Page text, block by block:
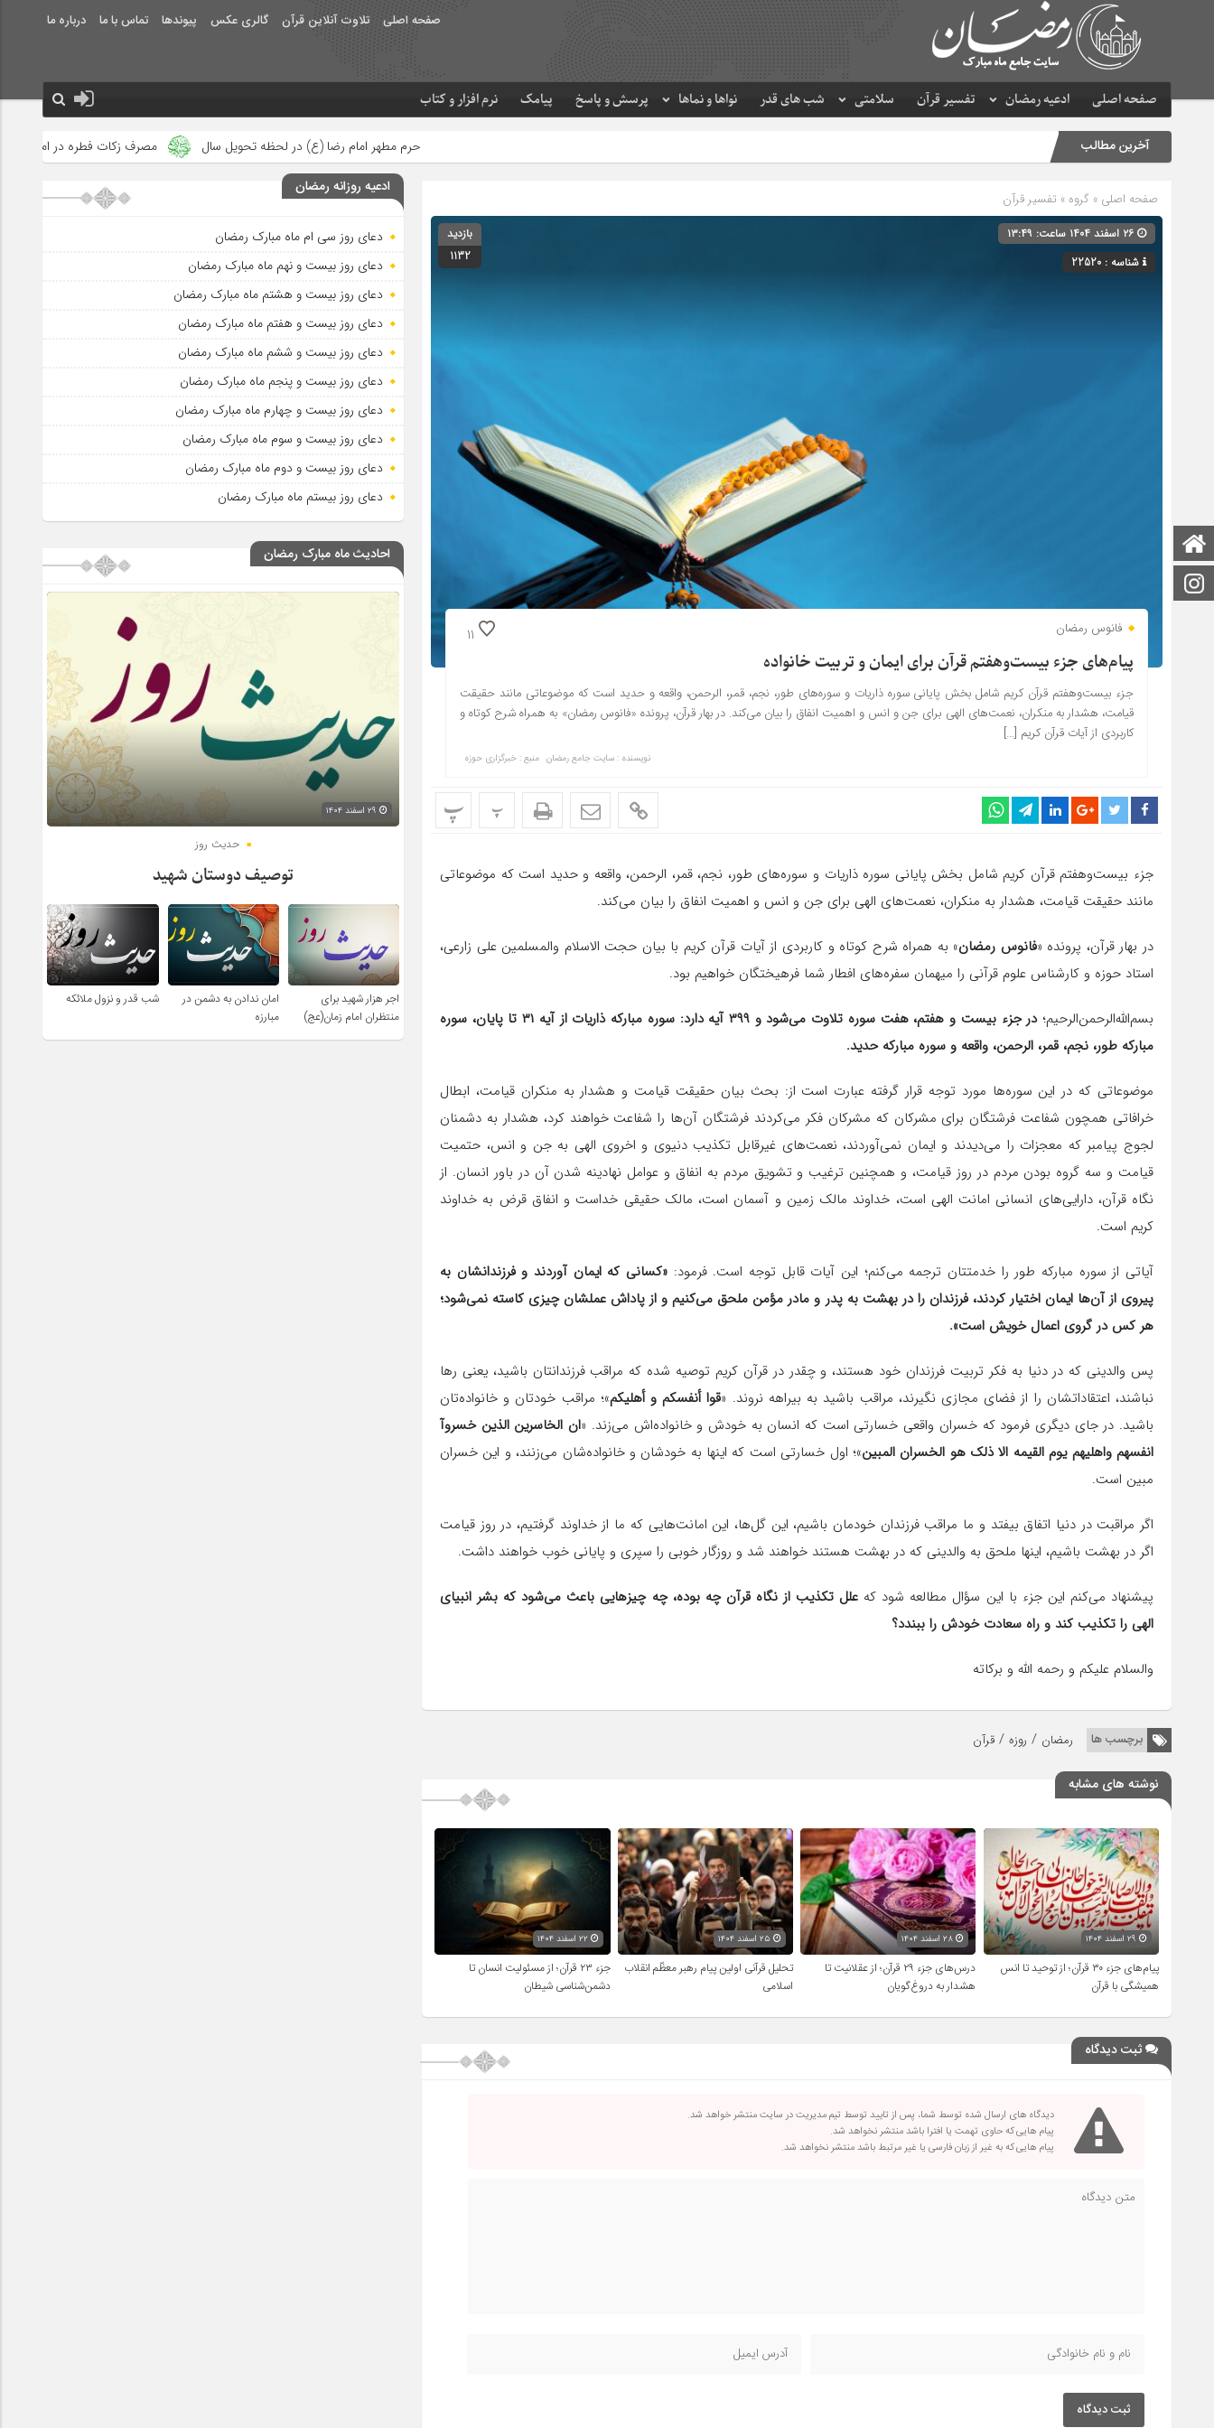
صفحه اصلی تلاوت آنلاین قرآن گالری عکس پیوندها تماس با ما درباره ما
صفحه اصلی ادعیه رمضان تفسیر قرآن سلامتی شب های قدر نواها و نماها پرسش و پاسخ پیامک نرم افزار و کتاب
آخرین مطالب حرم مطهر امام رضا (ع) در لحظه تحویل سال مصرف زکات فطره در امور فرهنگی جلوه‌های
صفحه اصلی » گروه » تفسیر قرآن
شناسه : 22520
بازدید
1132
11 فانوس رمضان
پیام‌های جزء بیست‌وهفتم قرآن برای ایمان و تربیت خانواده
جزء بیست‌وهفتم قرآن کریم شامل بخش پایانی سوره ذاریات و سوره‌های طور، نجم، قمر، الرحمن، واقعه و حدید است که موضوعاتی مانند حقیقت
قیامت، هشدار به منکران، نعمت‌های الهی برای جن و انس و اهمیت انفاق را بیان می‌کند. در بهار قرآن، پرونده «فانوس رمضان» به همراه شرح کوتاه و
کاربردی از آیات قرآن کریم […]
نویسنده : سایت جامع رمضان منبع : خبرگزاری حوزه
پ پ
جزء بیست‌وهفتم قرآن کریم شامل بخش پایانی سوره ذاریات و سوره‌های طور، نجم، قمر، الرحمن، واقعه و حدید است که موضوعاتی
مانند حقیقت قیامت، هشدار به منکران، نعمت‌های الهی برای جن و انس و اهمیت انفاق را بیان می‌کند.
در بهار قرآن، پرونده «فانوس رمضان» به همراه شرح کوتاه و کاربردی از آیات قرآن کریم با بیان حجت الاسلام والمسلمین علی زارعی،
استاد حوزه و کارشناس علوم قرآنی را میهمان سفره‌های افطار شما فرهیختگان خواهیم بود.
بسم‌الله‌الرحمن‌الرحیم؛
در جزء بیست و هفتم، هفت سوره تلاوت می‌شود و ۳۹۹ آیه دارد: سوره مبارکه ذاریات از آیه ۳۱ تا پایان، سوره
مبارکه طور، نجم، قمر، الرحمن، واقعه و سوره مبارکه حدید.
موضوعاتی که در این سوره‌ها مورد توجه قرار گرفته عبارت است از: بحث بیان حقیقت قیامت و هشدار به منکران قیامت، ابطال
خرافاتی همچون شفاعت فرشتگان برای مشرکان که مشرکان فکر می‌کردند فرشتگان آن‌ها را شفاعت خواهند کرد، هشدار به دشمنان
لجوج پیامبر که معجزات را می‌دیدند و ایمان نمی‌آوردند، نعمت‌های غیرقابل تکذیب دنیوی و اخروی الهی به جن و انس، حتمیت
قیامت و سه گروه بودن مردم در روز قیامت، و همچنین ترغیب و تشویق مردم به انفاق و عوامل نهادینه شدن آن در باور انسان. از
نگاه قرآن، دارایی‌های انسانی امانت الهی است، خداوند مالک زمین و آسمان است، مالک حقیقی خداست و انفاق قرض به خداوند
کریم است.
آیاتی از سوره مبارکه طور را خدمتتان ترجمه می‌کنم؛ این آیات قابل توجه است. فرمود: «کسانی که ایمان آوردند و فرزندانشان به
پیروی از آن‌ها ایمان اختیار کردند، فرزندان را در بهشت به پدر و مادر مؤمن ملحق می‌کنیم و از پاداش عملشان چیزی کاسته نمی‌شود؛
هر کس در گروی اعمال خویش است».
پس والدینی که در دنیا به فکر تربیت فرزندان خود هستند، و چقدر در قرآن کریم توصیه شده که مراقب فرزندانتان باشید، یعنی رها
نباشند، اعتقاداتشان را از فضای مجازی نگیرند، مراقب باشید به بیراهه نروند. «قوا أنفسکم و أهلیکم»؛ مراقب خودتان و خانواده‌تان
باشید. در جای دیگری فرمود که خسران واقعی خسارتی است که انسان به خودش و خانواده‌اش می‌زند. «ان الخاسرین الذین خسروآ
انفسهم واهلیهم یوم القیمه الا ذلک هو الخسران المبین»؛ اول خسارتی است که اینها به خودشان و خانواده‌شان می‌زنند، و این خسران
مبین است.
اگر مراقبت در دنیا اتفاق بیفتد و ما مراقب فرزندان خودمان باشیم، این گل‌ها، این امانت‌هایی که ما از خداوند گرفتیم، در روز قیامت
اگر در بهشت باشیم، اینها ملحق به والدینی که در بهشت هستند خواهند شد و روزگار خوبی را سپری و پایانی خوب خواهند داشت.
پیشنهاد می‌کنم این جزء با این سؤال مطالعه شود که علل تکذیب از نگاه قرآن چه بوده، چه چیزهایی باعث می‌شود که بشر انبیای
الهی را تکذیب کند و راه سعادت خودش را ببندد؟
والسلام علیکم و رحمه الله و برکاته
برچسب ها رمضان / روزه / قرآن
نوشته های مشابه
پیام‌های جزء ۳۰ قرآن؛ از توحید تا انس
همیشگی با قرآن
۲۸ اسفند ۱۴۰۴
درس‌های جزء ۲۹ قرآن؛ از عقلانیت تا
هشدار به دروغ‌گویان
تحلیل قرآنی اولین پیام رهبر معظّم انقلاب
اسلامی
جزء ۲۳ قرآن؛ از مسئولیت انسان تا
دشمن‌شناسی شیطان
ثبت دیدگاه
دیدگاه های ارسال شده توسط شما، پس از تایید توسط تیم مدیریت در سایت منتشر خواهد شد.
پیام هایی که حاوی تهمت یا افترا باشد منتشر نخواهد شد.
پیام هایی که به غیر از زبان فارسی یا غیر مرتبط باشد منتشر نخواهد شد.
ثبت دیدگاه
ادعیه روزانه رمضان
دعای روز سی ام ماه مبارک رمضان
دعای روز بیست و نهم ماه مبارک رمضان
دعای روز بیست و هشتم ماه مبارک رمضان
دعای روز بیست و هفتم ماه مبارک رمضان
دعای روز بیست و ششم ماه مبارک رمضان
دعای روز بیست و پنجم ماه مبارک رمضان
دعای روز بیست و چهارم ماه مبارک رمضان
دعای روز بیست و سوم ماه مبارک رمضان
دعای روز بیست و دوم ماه مبارک رمضان
دعای روز بیستم ماه مبارک رمضان
احادیث ماه مبارک رمضان
حدیث روز
توصیف دوستان شهید
اجر هزار شهید برای
منتظران امام زمان(عج)
امان ندادن به دشمن در
مبارزه
شب قدر و نزول ملائکه